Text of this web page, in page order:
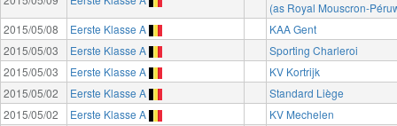
(as Royal Mouscron-
2015/05/08
Eerste Klasse A
KAA Gent
2015/05/03
Eerste Klasse A
Sporting Charleroi
2015/05/03
Eerste Klasse A
KV Kortrijk
2015/05/02
Eerste Klasse A
Standard Liège
2015/05/02
Eerste Klasse A
KV Mechelen